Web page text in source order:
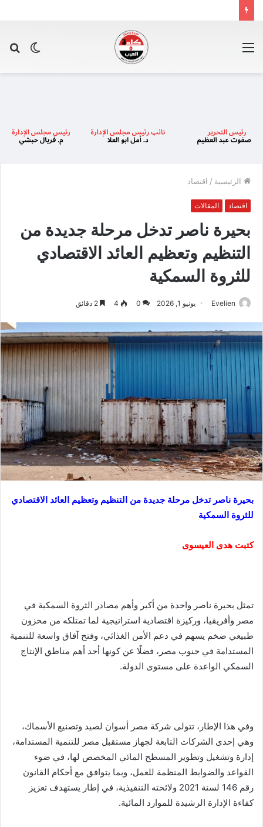
الوضع
الرئيسية / اقتصاد
اقتصاد المقالات
بحيرة ناصر تدخل مرحلة جديدة من
التنظيم وتعظيم العائد الاقتصادي
للثروة السمكية
Evelien يونيو 1, 2026 0
4
بحيرة ناصر تدخل مرحلة جديدة من التنظيم وتعظيم العائد الاقتصادي
للثروة السمكية
كتبت هدى العيسوى
تمثل بحيرة ناصر واحدة من أكبر وأهم مصادر الثروة السمكية في
مصر وأفريقيا، وركيزة اقتصادية استراتيجية لما تمتلكه من مخزون
طبيعي ضخم يسهم في دعم الأمن الغذائي، وفتح آفاق واسعة للتنمية
المستدامة في جنوب مصر، فضلًا عن كونها أحد أهم مناطق الإنتاج
السمكي الواعدة على مستوى الدولة.
وفي هذا الإطار، تتولى شركة مصر أسوان لصيد وتصنيع الأسماك،
وهي إحدى الشركات التابعة لجهاز مستقبل مصر للتنمية المستدامة،
إدارة وتشغيل وتطوير المسطح المائي المخصص لها، في ضوء
القواعد والضوابط المنظمة للعمل، وبما يتوافق مع أحكام القانون
رقم 146 لسنة 2021 ولائحته التنفيذية، في إطار يستهدف تعزيز
كفاءة الإدارة الرشيدة للموارد المائية.